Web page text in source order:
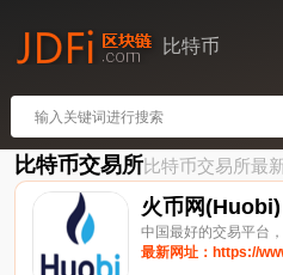
比特币
比特币交易所比特币交易所最
火币网(Huobi)
中国最好的交易平台
最新网址：https://